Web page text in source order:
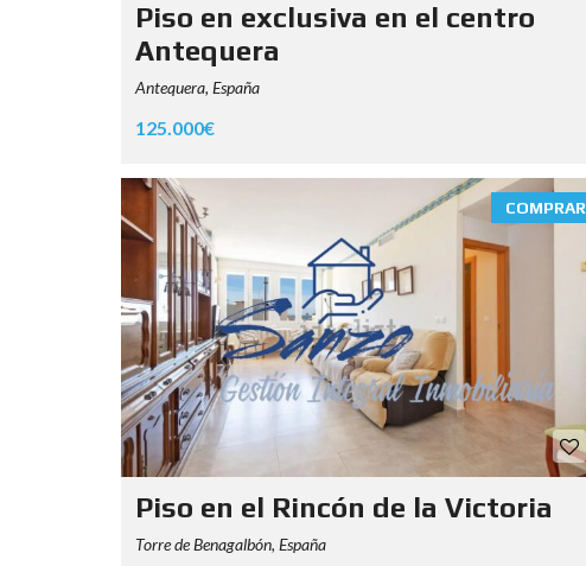
Piso en exclusiva en el centro
Antequera
Antequera, España
125.000€
COMPRAR
Piso en el Rincón de la Victoria
Torre de Benagalbón, España